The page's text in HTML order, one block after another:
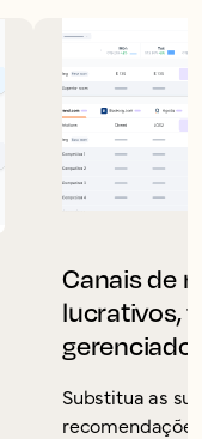
Canais de
lucrativos,
Substitua as